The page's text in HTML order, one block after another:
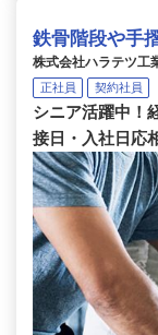
鉄骨階段や手
株式会社ハラテツ工
正社員 契約社員
シニア活躍中！
接日・入社日応